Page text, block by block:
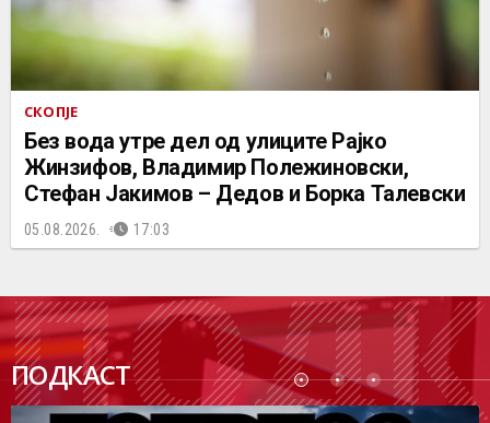
СКОПЈЕ
Без вода утре дел од улиците Рајко
Жинзифов, Владимир Полежиновски,
Стефан Јакимов – Дедов и Борка Талевски
05.08.2026. 17:03
ПОДКАСТ
ПОДК